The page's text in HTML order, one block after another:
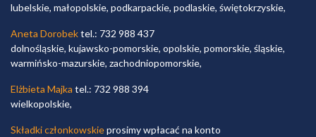
lubelskie, małopolskie, podkarpackie, podlaskie, świętokrzyskie,
Aneta Dorobektel.: 732 988 437
dolnośląskie, kujawsko-pomorskie, opolskie, pomorskie, śląskie,
warmińsko-mazurskie, zachodniopomorskie,
Elżbieta Majka tel.: 732 988 394
wielkopolskie,
Składki członkowskieprosimy wpłacać na konto